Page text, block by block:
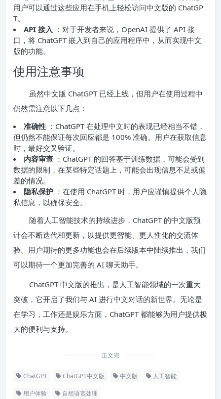
用户可以通过这些应用在手机上轻松访问中文版的 ChatGP
T。
API 接入 ：对于开发者来说，OpenAI 提供了 API 接
口，将 ChatGPT 嵌入到自己的应用程序中，从而实现中文
版的功能。
使用注意事项
虽然中文版 ChatGPT 已经上线，但用户在使用过程中
仍然需注意以下几点：
准确性 ：ChatGPT 在处理中文时的表现已经相当不错，
但仍然不能保证每次回应都是 100% 准确。用户在获取信息
时，最好交叉验证。
内容审查 ：ChatGPT 的回答基于训练数据，可能会受到
数据的限制，在某些特定话题上，可能会出现信息不足或偏
差的情况。
隐私保护 ：在使用 ChatGPT 时，用户应谨慎提供个人隐
私信息，以确保安全。
随着人工智能技术的持续进步，ChatGPT 的中文版预
计会不断迭代和更新，以提供更智能、更人性化的交流体
验。用户期待的更多功能也会在后续版本中陆续推出，我们
可以期待一个更加完善的 AI 聊天助手。
ChatGPT 中文版的推出，是人工智能领域的一次重大
突破，它开启了我们与 AI 进行中文对话的新世界。无论是
在学习，工作还是娱乐方面，ChatGPT 都能够为用户提供极
大的便利与支持。
正文完
ChatGPT ChatGPT中文版 中文版 人工智能
用户体验 自然语言处理